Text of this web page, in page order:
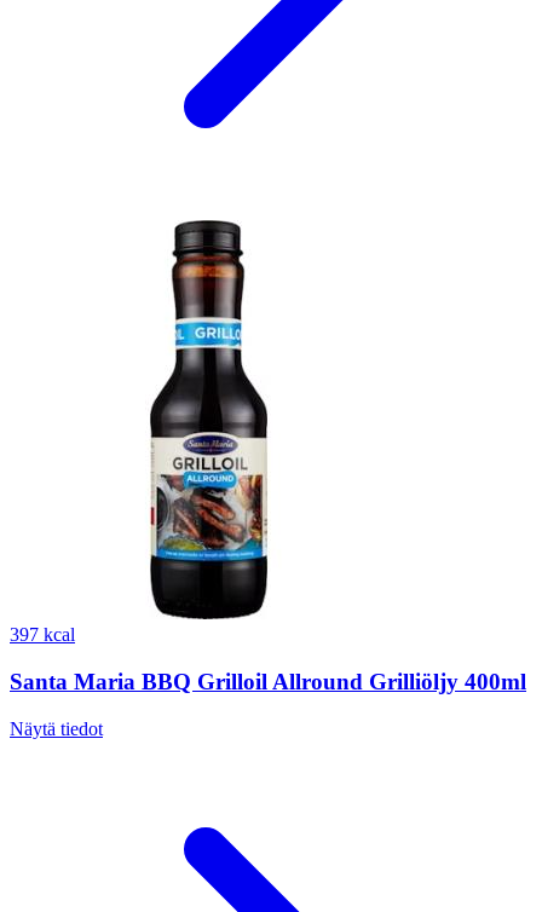
397 kcal
Santa Maria BBQ Grilloil Allround Grilliöljy 400ml
Näytä tiedot